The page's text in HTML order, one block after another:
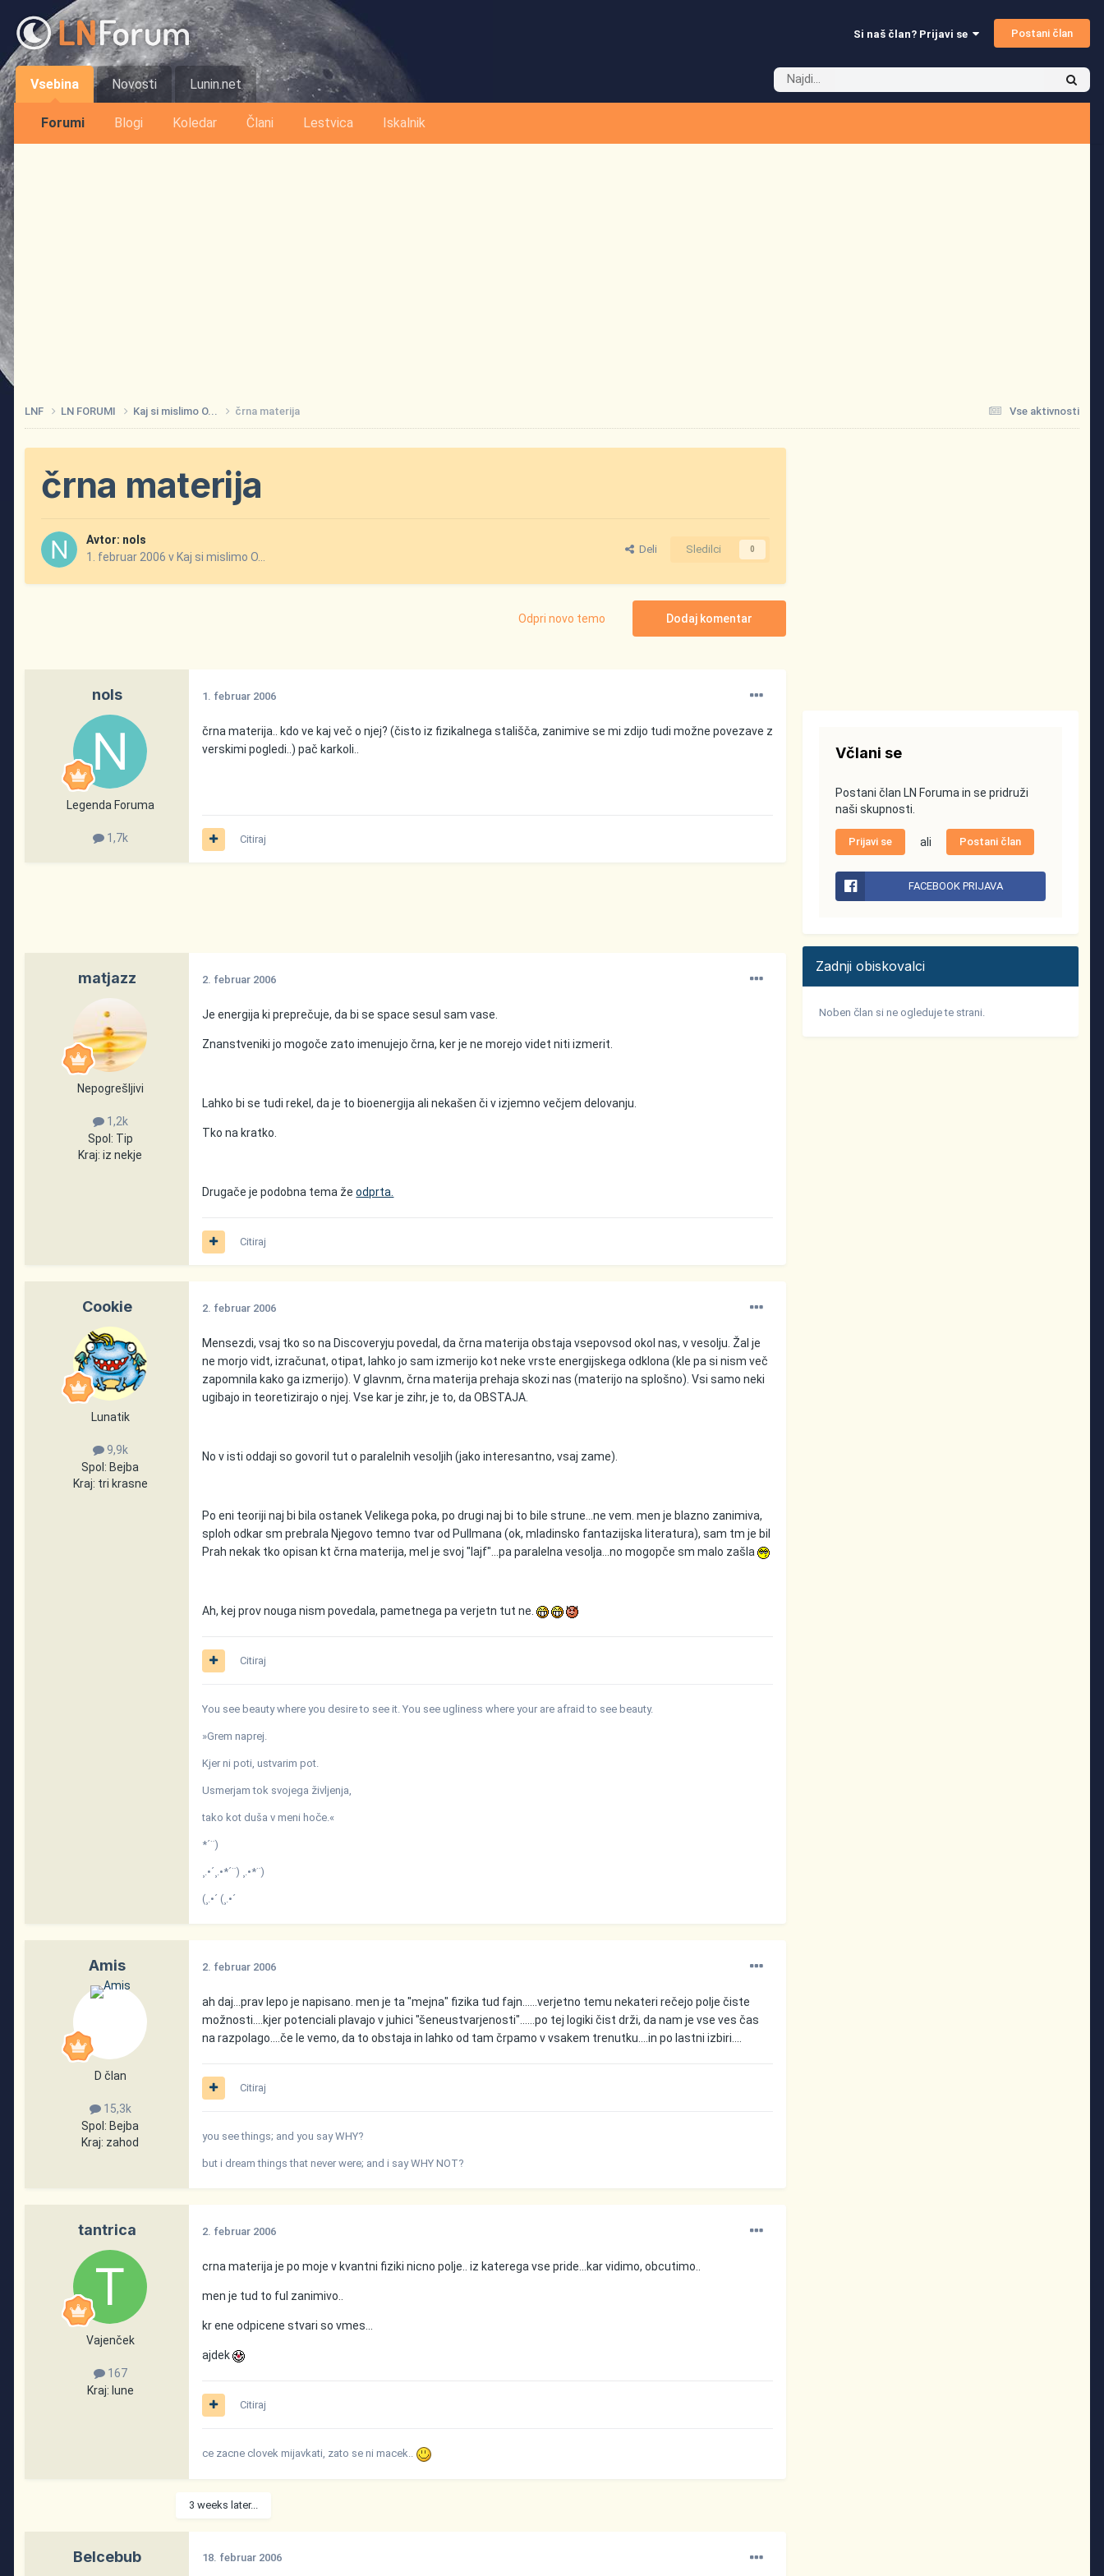
Si naš član? Prijavi se Postani član
Vsebina
Forumi Blogi Koledar Člani Lestvica Iskalnik
Novosti Lunin.net
Vse aktivnosti
LNF LN FORUMI Kaj si mislimo O... črna materija
črna materija
Avtor: nols
1. februar 2006 v Kaj si mislimo O...
Deli Sledilci 0
Dodaj komentar
Odpri novo temo
nols
Legenda Foruma
1,7k
1. februar 2006
črna materija.. kdo ve kaj več o njej? (čisto iz fizikalnega stališča, zanimive se mi zdijo tudi možne povezave z
verskimi pogledi..) pač karkoli..
Citiraj
matjazz
Nepogrešljivi
1,2k
Spol: Tip
Kraj: iz nekje
2. februar 2006
Je energija ki preprečuje, da bi se space sesul sam vase.
Znanstveniki jo mogoče zato imenujejo črna, ker je ne morejo videt niti izmerit.
Lahko bi se tudi rekel, da je to bioenergija ali nekašen či v izjemno večjem delovanju.
Tko na kratko.
Drugače je podobna tema žeodprta.
Citiraj
Cookie
Lunatik
9,9k
Spol: Bejba
Kraj: tri krasne
2. februar 2006
Mensezdi, vsaj tko so na Discoveryju povedal, da črna materija obstaja vsepovsod okol nas, v vesolju. Žal je
ne morjo vidt, izračunat, otipat, lahko jo sam izmerijo kot neke vrste energijskega odklona (kle pa si nism več
zapomnila kako ga izmerijo). V glavnm, črna materija prehaja skozi nas (materijo na splošno). Vsi samo neki
ugibajo in teoretizirajo o njej. Vse kar je zihr, je to, da OBSTAJA.
No v isti oddaji so govoril tut o paralelnih vesoljih (jako interesantno, vsaj zame).
Po eni teoriji naj bi bila ostanek Velikega poka, po drugi naj bi to bile strune...ne vem. men je blazno zanimiva,
sploh odkar sm prebrala Njegovo temno tvar od Pullmana (ok, mladinsko fantazijska literatura), sam tm je bil
Prah nekak tko opisan kt črna materija, mel je svoj "lajf"...pa paralelna vesolja...no mogopče sm malo zašla
Ah, kej prov nouga nism povedala, pametnega pa verjetn tut ne.
Citiraj
You see beauty where you desire to see it. You see ugliness where your are afraid to see beauty.
»Grem naprej.
Kjer ni poti, ustvarim pot.
Usmerjam tok svojega življenja,
tako kot duša v meni hoče.«
*´¨)
¸.•´¸.•*´¨) ¸.•*¨)
(¸.•´ (¸.•´
Amis
D član
15,3k
Spol: Bejba
Kraj: zahod
2. februar 2006
ah daj...prav lepo je napisano. men je ta "mejna" fizika tud fajn......verjetno temu nekateri rečejo polje čiste
možnosti....kjer potenciali plavajo v juhici "šeneustvarjenosti"......po tej logiki čist drži, da nam je vse ves čas
na razpolago....če le vemo, da to obstaja in lahko od tam črpamo v vsakem trenutku....in po lastni izbiri....
Citiraj
you see things; and you say WHY?
but i dream things that never were; and i say WHY NOT?
tantrica
Vajenček
167
Kraj: lune
2. februar 2006
crna materija je po moje v kvantni fiziki nicno polje.. iz katerega vse pride...kar vidimo, obcutimo..
men je tud to ful zanimivo..
kr ene odpicene stvari so vmes...
ajdek
Citiraj
ce zacne clovek mijavkati, zato se ni macek..
3 weeks later...
Belcebub 18. februar 2006
Včlani se
Postani član LN Foruma in se pridruži
naši skupnosti.
Prijavi se ali Postani član
FACEBOOK PRIJAVA
Zadnji obiskovalci
Noben član si ne ogleduje te strani.